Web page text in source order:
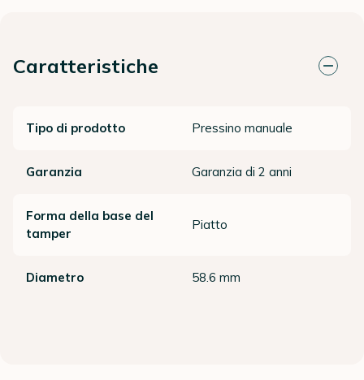
Caratteristiche
Tipo di prodotto Pressino manuale
Garanzia Garanzia di 2 anni
Forma della base del
tamper
Piatto
Diametro 58.6 mm